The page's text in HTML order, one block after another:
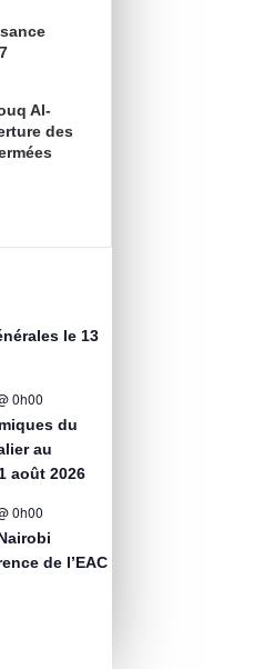
Al-
des
le 13
0h00
du
au
août 2026
0h00
de l’EAC